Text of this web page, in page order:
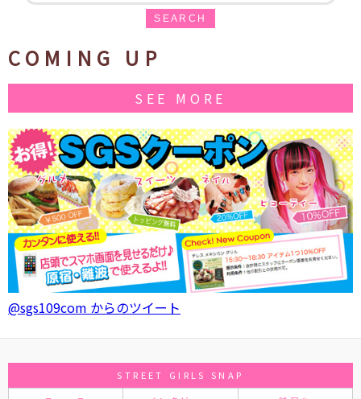
SEARCH
COMING UP
SEE MORE
@sgs109com からのツイート
STREET GIRLS SNAP